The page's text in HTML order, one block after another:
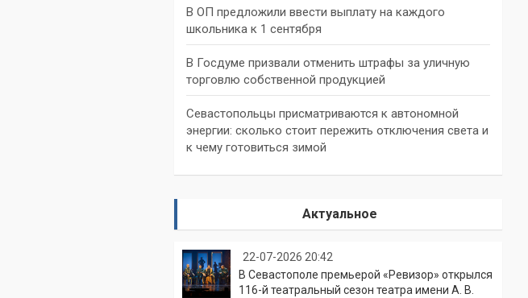
В ОП предложили ввести выплату на каждого
школьника к 1 сентября
В Госдуме призвали отменить штрафы за уличную
торговлю собственной продукцией
Севастопольцы присматриваются к автономной
энергии: сколько стоит пережить отключения света и
к чему готовиться зимой
Актуальное
22-07-2026 20:42
В Севастополе премьерой «Ревизор» открылся
116-й театральный сезон театра имени А. В.